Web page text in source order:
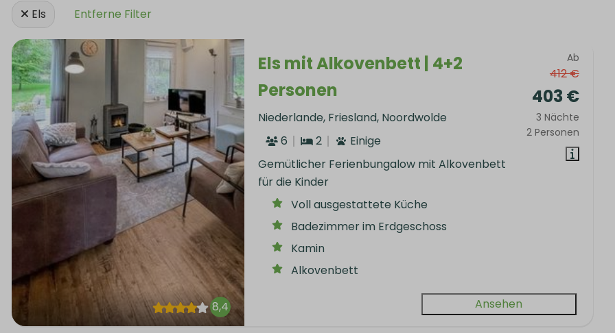
Els Entferne Filter
8,4
Ab
412 €
403 €
3 Nächte
2 Personen
Els mit Alkovenbett | 4+2
Personen
Niederlande, Friesland, Noordwolde
6
2
Einige
Gemütlicher Ferienbungalow mit Alkovenbett
für die Kinder
Voll ausgestattete Küche
Badezimmer im Erdgeschoss
Kamin
Alkovenbett
Ansehen